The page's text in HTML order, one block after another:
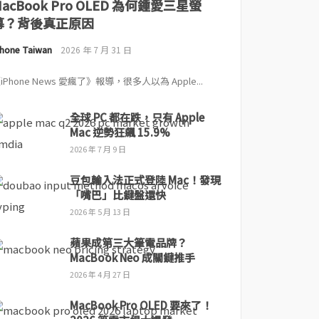
Pro OLED 為何鍾愛三星螢
？背後真正原因
Taiwan 2026 年 7 月 31 日
News 愛瘋了》報導，很多人以為 Apple...
全球 PC 都在跌，只有 Apple
Mac 逆勢狂飆 15.9%
2026 年 7 月 9 日
豆包輸入法正式登陸 Mac！發現
「嘴巴」比鍵盤還快
2026 年 5 月 13 日
蘋果成第三大筆電品牌？
MacBook Neo 成關鍵推手
2026 年 4 月 27 日
MacBook Pro OLED 要來了！